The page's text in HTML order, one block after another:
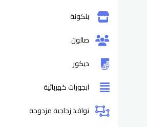
بلكونة
صالون
ديكور
ابجورات كهربائية
نوافذ زجاجية مزدوجة